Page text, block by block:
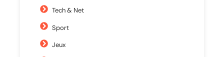
Tech & Net
Sport
Jeux